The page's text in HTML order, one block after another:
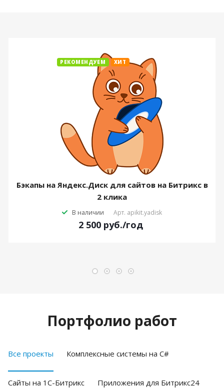
РЕКОМЕНДУЕМ ХИТ
Бэкапы на Яндекс.Диск для сайтов на Битрикс в
2 клика
В наличии Арт. apikit.yadisk
2 500 руб./год
Портфолио работ
Все проекты Комплексные системы на C#
Cайты на 1С-Битрикс Приложения для Битрикс24